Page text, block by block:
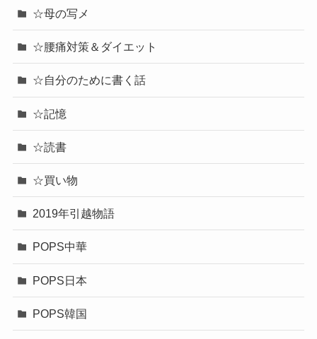
☆母の写メ
☆腰痛対策＆ダイエット
☆自分のために書く話
☆記憶
☆読書
☆買い物
2019年引越物語
POPS中華
POPS日本
POPS韓国